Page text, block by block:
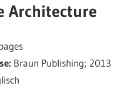
Architecture
Braun Publishing; 2013